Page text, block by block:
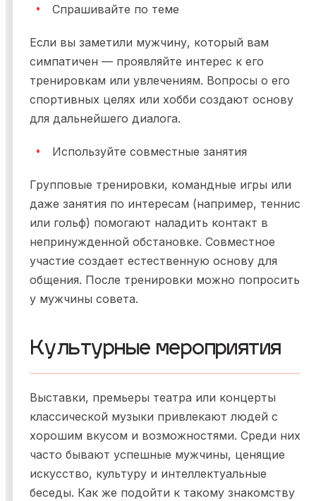
Спрашивайте по теме
Если вы заметили мужчину, который вам
симпатичен — проявляйте интерес к его
тренировкам или увлечениям. Вопросы о его
спортивных целях или хобби создают основу
для дальнейшего диалога.
Используйте совместные занятия
Групповые тренировки, командные игры или
даже занятия по интересам (например, теннис
или гольф) помогают наладить контакт в
непринужденной обстановке. Совместное
участие создает естественную основу для
общения. После тренировки можно попросить
у мужчины совета.
Культурные мероприятия
Выставки, премьеры театра или концерты
классической музыки привлекают людей с
хорошим вкусом и возможностями. Среди них
часто бывают успешные мужчины, ценящие
искусство, культуру и интеллектуальные
беседы. Как же подойти к такому знакомству